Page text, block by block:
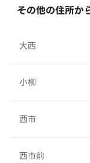
その他の住所か
大西
小柳
西市
西市前